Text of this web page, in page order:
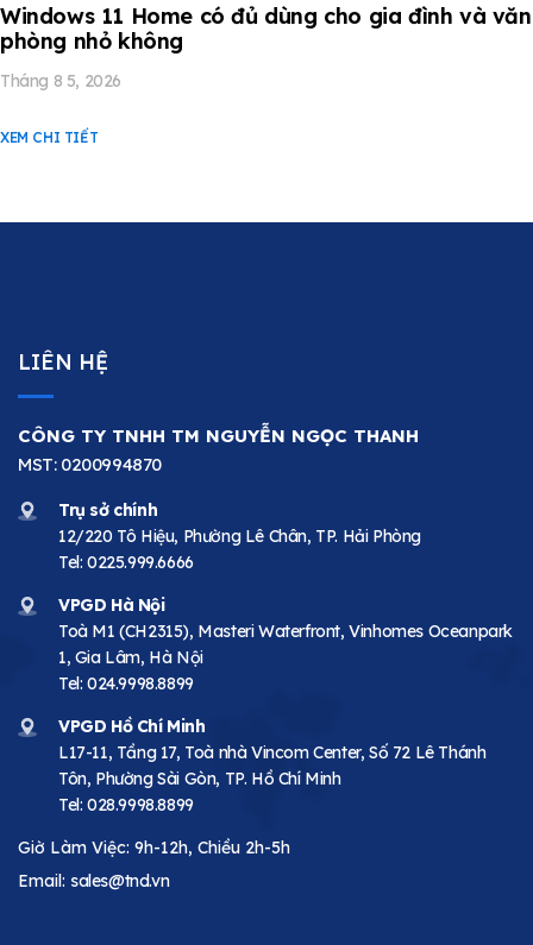
Windows 11 Home có đủ dùng cho gia đình và văn
phòng nhỏ không
Tháng 8 5, 2026
XEM CHI TIẾT
LIÊN HỆ
CÔNG TY TNHH TM NGUYỄN NGỌC THANH
MST: 0200994870
Trụ sở chính
12/220 Tô Hiệu, Phường Lê Chân, TP. Hải Phòng
Tel: 0225.999.6666
VPGD Hà Nội
Toà M1 (CH2315), Masteri Waterfront, Vinhomes Oceanpark
1, Gia Lâm, Hà Nội
Tel: 024.9998.8899
VPGD Hồ Chí Minh
L17-11, Tầng 17, Toà nhà Vincom Center, Số 72 Lê Thánh
Tôn, Phường Sài Gòn, TP. Hồ Chí Minh
Tel: 028.9998.8899
Giờ Làm Việc: 9h-12h, Chiều 2h-5h
Email: sales@tnd.vn